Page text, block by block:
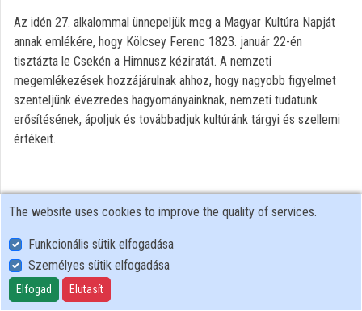
Az idén 27. alkalommal ünnepeljük meg a Magyar Kultúra Napját
annak emlékére, hogy Kölcsey Ferenc 1823. január 22-én
tisztázta le Csekén a Himnusz kéziratát. A nemzeti
megemlékezések hozzájárulnak ahhoz, hogy nagyobb figyelmet
szenteljünk évezredes hagyományainknak, nemzeti tudatunk
erősítésének, ápoljuk és továbbadjuk kultúránk tárgyi és szellemi
értékeit.
User Policy
Adatkezelési tájékoztató (en)
Cookie Policy
The website uses cookies to improve the quality of services.
Funkcionális sütik elfogadása
Személyes sütik elfogadása
Elfogad Elutasít